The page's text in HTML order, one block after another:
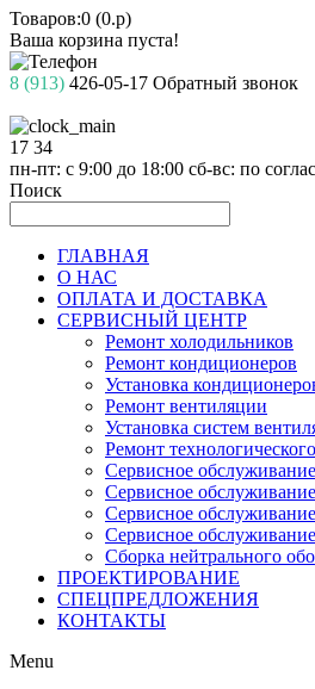
Товаров:0 (0.р)
Ваша корзина пуста!
8 (913) 426-05-17 Обратный звонок
17 34
пн-пт: с 9:00 до 18:00 сб-вс: по
Поиск
ГЛАВНАЯ
О НАС
ОПЛАТА И ДОСТАВКА
СЕРВИСНЫЙ ЦЕНТР
Ремонт холодильников
Ремонт кондиционеров
Установка
Ремонт вентиляции
Установка систем
Ремонт
Cервисное
Cервисное
Cервисное
Сервисное
Сборка нейтрального
ПРОЕКТИРОВАНИЕ
СПЕЦПРЕДЛОЖЕНИЯ
КОНТАКТЫ
Menu